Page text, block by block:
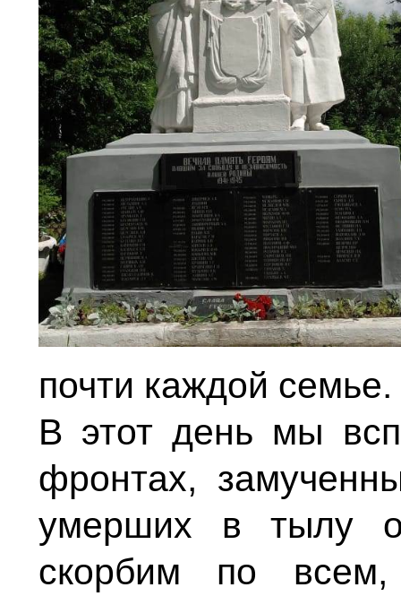
почти каждой семье.
В этот день мы
фронтах,
умерших в тылу
скорбим по